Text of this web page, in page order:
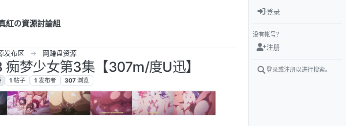
紅の資源討論組
发布区 网赚盘资源
痴梦少女第3集【307m/度U迅】
1 帖子 1 发布者 307 浏览
登录
没有帐号？
注册
登录或注册以进行搜索。